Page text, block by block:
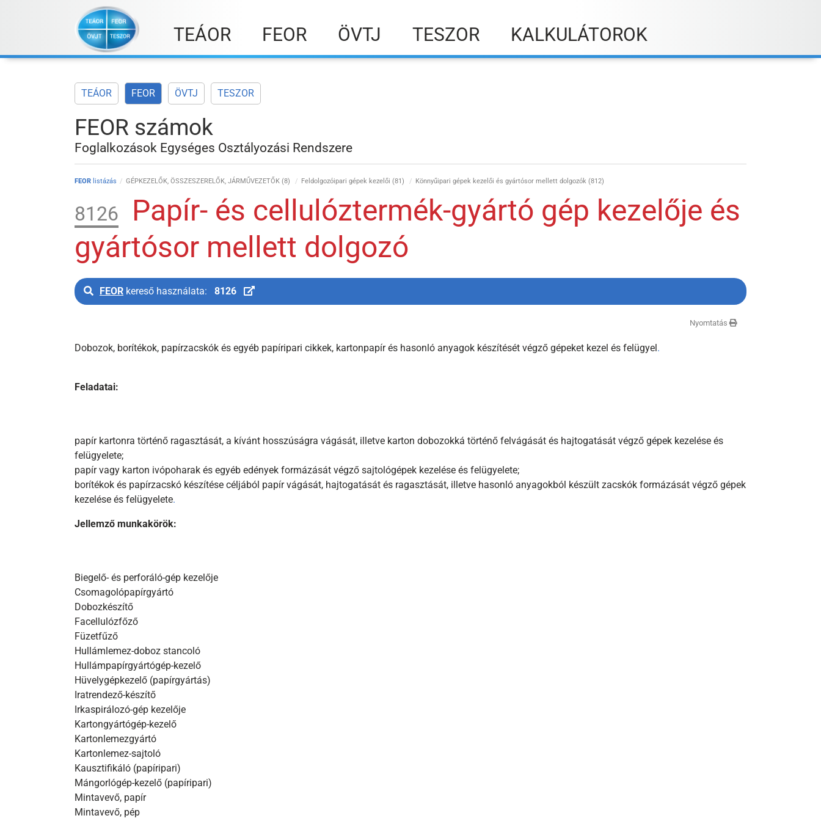
TEÁOR FEOR ÖVTJ TESZOR KALKULÁTOROK
TEÁOR FEOR ÖVTJ TESZOR
FEOR számok
Foglalkozások Egységes Osztályozási Rendszere
FEOR listázás GÉPKEZELŐK, ÖSSZESZERELŐK, JÁRMŰVEZETŐK (8) Feldolgozóipari gépek kezelői (81) Könnyűipari gépek kezelői és gyártósor mellett dolgozók (812)
8126
Papír- és cellulóztermék-gyártó gép kezelője és
gyártósor mellett dolgozó
FEOR kereső használata: 8126
Nyomtatás
Dobozok, borítékok, papírzacskók és egyéb papíripari cikkek, kartonpapír és hasonló anyagok készítését végző gépeket kezel és felügyel.
Feladatai:
papír kartonra történő ragasztását, a kívánt hosszúságra vágását, illetve karton dobozokká történő felvágását és hajtogatását végző gépek kezelése és
felügyelete;
papír vagy karton ivópoharak és egyéb edények formázását végző sajtológépek kezelése és felügyelete;
borítékok és papírzacskó készítése céljából papír vágását, hajtogatását és ragasztását, illetve hasonló anyagokból készült zacskók formázását végző gépek
kezelése és felügyelete.
Jellemző munkakörök:
Biegelő- és perforáló-gép kezelője
Csomagolópapírgyártó
Dobozkészítő
Facellulózfőző
Füzetfűző
Hullámlemez-doboz stancoló
Hullámpapírgyártógép-kezelő
Hüvelygépkezelő (papírgyártás)
Iratrendező-készítő
Irkaspirálozó-gép kezelője
Kartongyártógép-kezelő
Kartonlemezgyártó
Kartonlemez-sajtoló
Kausztifikáló (papíripari)
Mángorlógép-kezelő (papíripari)
Mintavevő, papír
Mintavevő, pép